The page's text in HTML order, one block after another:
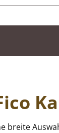
breite